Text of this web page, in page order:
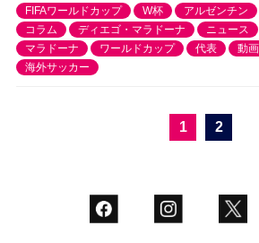
FIFAワールドカップ W杯 アルゼンチン
コラム
ディエゴ・マラドーナ ニュース
マラドーナ
ワールドカップ 代表 動画
海外サッカー
1 2